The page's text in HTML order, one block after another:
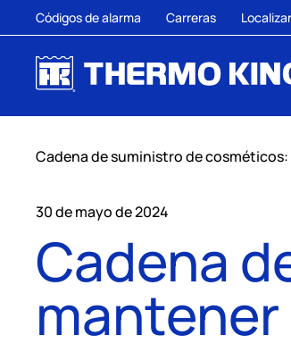
Códigos de alarma Carreras
Cadena de suministro de
30 de mayo de 2024
Cadena